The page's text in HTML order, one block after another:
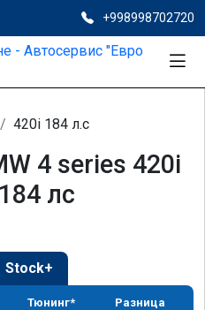
+998998702720
420i 184 л.с
4 series 420i
лс
Stock+
Тюнинг* Разница